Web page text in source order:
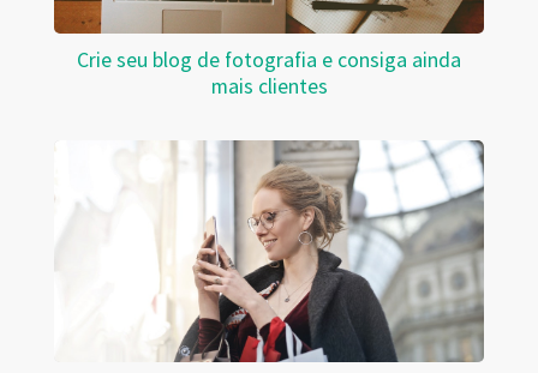
Crie seu blog de fotografia e consiga ainda
mais clientes